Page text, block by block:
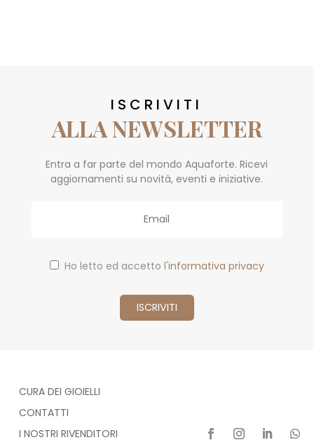
ISCRIVITI
ALLA NEWSLETTER
Entra a far parte del mondo Aquaforte. Ricevi
aggiornamenti su novità, eventi e iniziative.
Ho letto ed accetto l'informativa privacy
CURA DEI GIOIELLI
CONTATTI
I NOSTRI RIVENDITORI